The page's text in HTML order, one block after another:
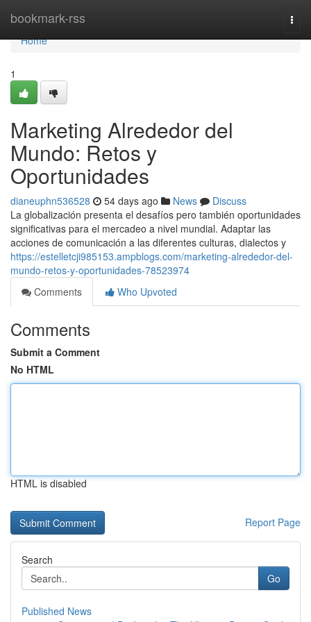
bookmark-rss
Home
Home
1
Marketing Alrededor del
Mundo: Retos y
Oportunidades
dianeuphn536528 54 days ago News
Discuss
La globalización presenta el desafíos pero también oportunidades
significativas para el mercadeo a nivel mundial. Adaptar las
acciones de comunicación a las diferentes culturas, dialectos y
https://estelletcji985153.ampblogs.com/marketing-alrededor-del-
mundo-retos-y-oportunidades-78523974
Comments
Who Upvoted
Comments
Submit a Comment
No HTML
HTML is disabled
Report Page
Search
Go
Published News